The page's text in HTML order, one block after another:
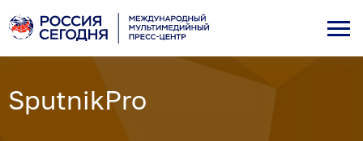
SputnikPro